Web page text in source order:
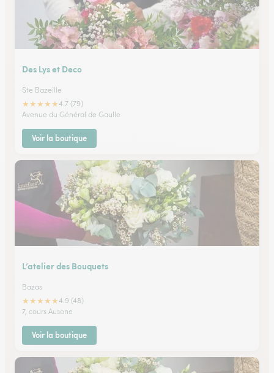
Des Lys et Deco
Ste Bazeille
★★★★★4.7 (79)
Avenue du Général de Gaulle
Voir la boutique
L’atelier des Bouquets
Bazas
★★★★★4.9 (48)
7, cours Ausone
Voir la boutique